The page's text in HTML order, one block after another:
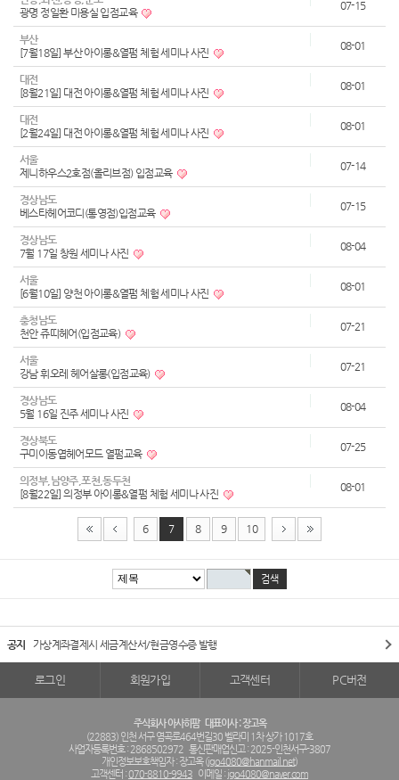
광명 정일환 미용실 입점교육
07-15
부산
[7월18일] 부산 아이롱&열펌 체험 세미나 사진
08-01
대전
[8월21일] 대전 아이롱&열펌 체험 세미나 사진
08-01
대전
[2월24일] 대전 아이롱&열펌 체험 세미나 사진
08-01
서울
제니하우스2호점(올리브점) 입점교육
07-14
경상남도
베스타헤어코디(통영점)입점교육
07-15
경상남도
7월 17일 창원 세미나 사진
08-04
서울
[6월10일] 양천 아이롱&열펌 체험 세미나 사진
08-01
충청남도
천안 쥬띠헤어(입점교육)
07-21
서울
강남 휘오레 헤어살롱(입점교육)
07-21
경상남도
5월 16일 진주 세미나 사진
08-04
경상북도
구미이동엽헤어모드 열펌교육
07-25
의정부,남양주,포천,동두천
[8월22일] 의정부 아이롱&열펌 체험 세미나 사진
08-01
6 7 8 9 10
공지 가상계좌결제시 세금계산서/현금영수증 발행
로그인 회원가입 고객센터 PC버전
주식회사 아사히팜 대표이사 : 장고옥
(22883) 인천 서구 염곡로464번길30 벨라미 1차 상가 1017호
사업자등록번호 : 2868502972 통신판매업신고 : 2025-인천서구-3807
개인정보보호책임자 : 장고옥 (jgo4080@hanmail.net)
고객센터 :070-8810-9943 이메일 : jgo4080@naver.com